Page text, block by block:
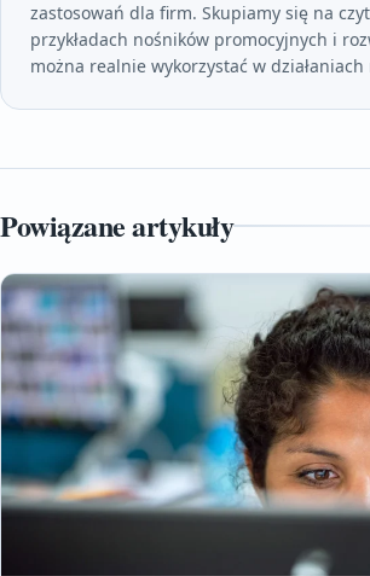
zastosowań dla firm. Skupiamy się na
przykładach nośników promocyjnych i
można realnie wykorzystać w działaniach
Powiązane artykuły